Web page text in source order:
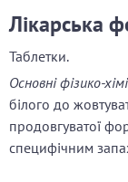
Лікарська
Таблетки.
Основні фізико-
білого до
продовгуватої
специфічним